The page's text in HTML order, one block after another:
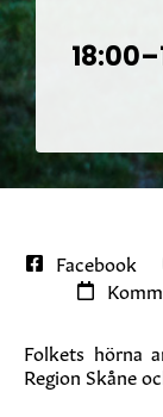
Facebook
Folkets hörna
Region Skåne